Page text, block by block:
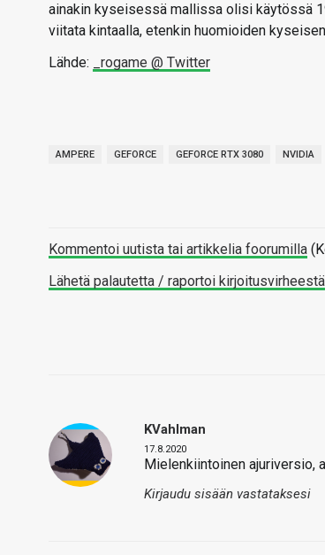
ainakin kyseisessä mallissa olisi käytössä
viitata kintaalla, etenkin huomioiden
Lähde:
_rogame @ Twitter
AMPERE GEFORCE GEFORCE RTX 3080 NVIDIA
Kommentoi uutista tai artikkelia foorumilla
Lähetä palautetta / raportoi kirjoitusvirheestä
KVahlman
17.8.2020
Mielenkiintoinen ajuriversio,
Kirjaudu sisään vastataksesi